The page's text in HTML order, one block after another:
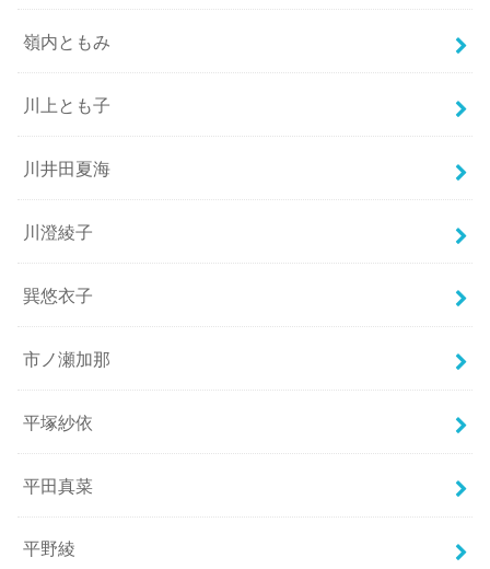
嶺内ともみ
川上とも子
川井田夏海
川澄綾子
巽悠衣子
市ノ瀬加那
平塚紗依
平田真菜
平野綾